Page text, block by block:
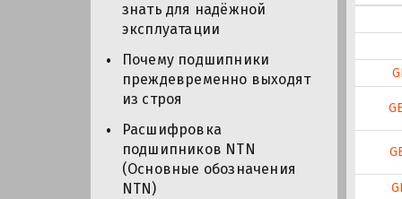
знать для надёжной
эксплуатации
Почему подшипники
преждевременно выходят
из строя
Расшифровка
подшипников NTN
(Основные обозначения
NTN)